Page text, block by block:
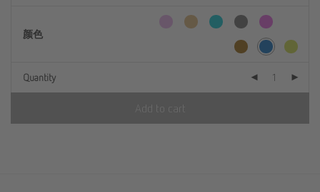
颜色
Quantity
Add to cart